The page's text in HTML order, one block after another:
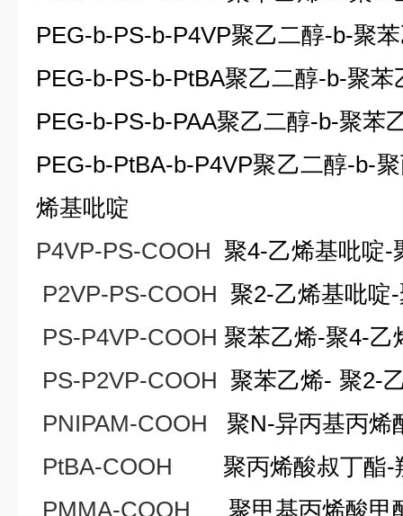
PEG-b-PS-b-P4VP聚乙二醇-b-聚
PEG-b-PS-b-PtBA聚乙二醇-b-聚苯
PEG-b-PS-b-PAA聚乙二醇-b-聚苯
PEG-b-PtBA-b-P4VP聚乙二醇-b-
烯基吡啶
P4VP-PS-COOH 聚4-乙烯基吡啶-
P2VP-PS-COOH 聚2-乙烯基吡啶-
PS-P4VP-COOH 聚苯乙烯-聚4-乙
PS-P2VP-COOH 聚苯乙烯- 聚2-
PNIPAM-COOH 聚N-异丙基丙烯
PtBA-COOH 聚丙烯酸叔丁酯-
PMMA-COOH 聚甲基丙烯酸甲